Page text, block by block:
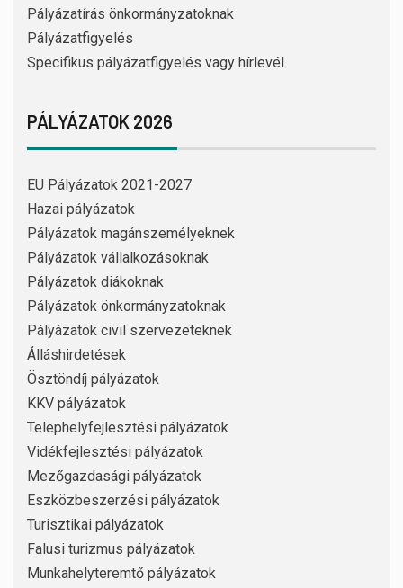
Pályázatírás önkormányzatoknak
Pályázatfigyelés
Specifikus pályázatfigyelés vagy hírlevél
PÁLYÁZATOK 2026
EU Pályázatok 2021-2027
Hazai pályázatok
Pályázatok magánszemélyeknek
Pályázatok vállalkozásoknak
Pályázatok diákoknak
Pályázatok önkormányzatoknak
Pályázatok civil szervezeteknek
Álláshirdetések
Ösztöndíj pályázatok
KKV pályázatok
Telephelyfejlesztési pályázatok
Vidékfejlesztési pályázatok
Mezőgazdasági pályázatok
Eszközbeszerzési pályázatok
Turisztikai pályázatok
Falusi turizmus pályázatok
Munkahelyteremtő pályázatok